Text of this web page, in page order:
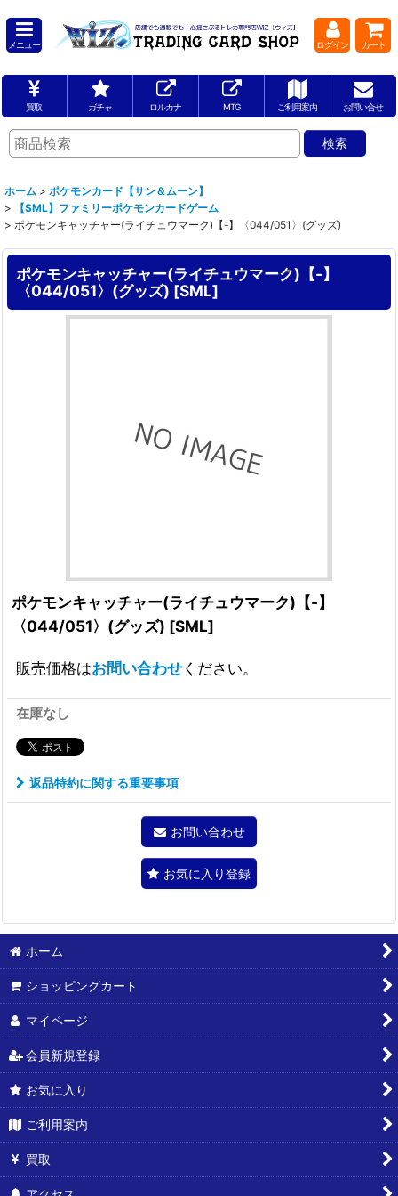
メニュー ログイン カート
買取 ガチャ ロルカナ MTG ご利用案内 お問い合せ
ホーム > ポケモンカード【サン＆ムーン】
>
【SML】ファミリーポケモンカードゲーム
> ポケモンキャッチャー(ライチュウマーク)【-】〈044/051〉(グッズ)
ポケモンキャッチャー(ライチュウマーク)【-】
〈044/051〉(グッズ) [SML]
ポケモンキャッチャー(ライチュウマーク)【-】
〈044/051〉(グッズ) [SML]
販売価格はお問い合わせください。
在庫なし
返品特約に関する重要事項
お問い合わせ
お気に入り登録
ホーム
ショッピングカート
マイページ
会員新規登録
お気に入り
ご利用案内
買取